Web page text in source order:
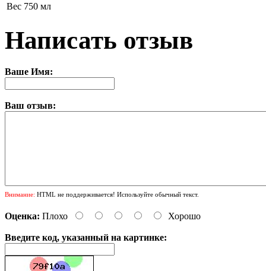
Вес 750 мл
Написать отзыв
Ваше Имя:
Ваш отзыв:
Внимание: HTML не поддерживается! Используйте обычный текст.
Оценка: Плохо Хорошо
Введите код, указанный на картинке: